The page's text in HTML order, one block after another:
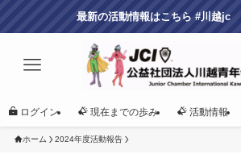
最新の活動情報はこちら #川越jc
ログイン 現在までの歩み 活動情報
ホーム 2024年度活動報告